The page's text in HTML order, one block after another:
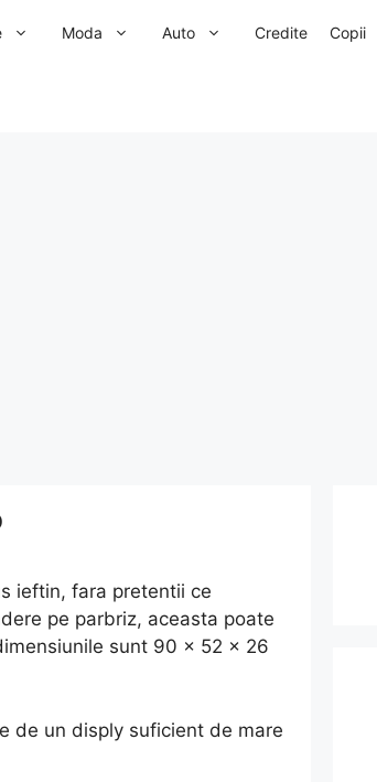
Moda Auto Credite Copii
ieftin, fara pretentii ce
pe parbriz, aceasta poate
sunt 90 x 52 x 26
de un disply suficient de mare